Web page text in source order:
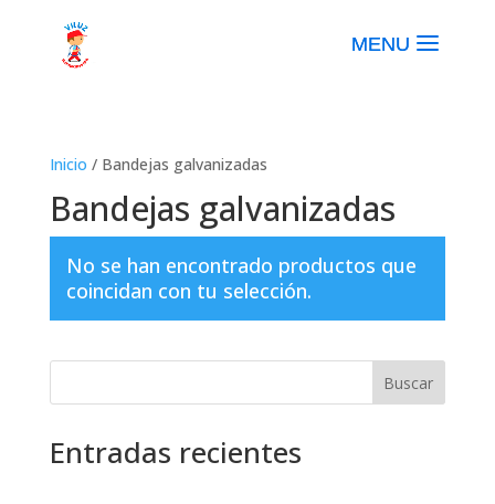
Inicio / Bandejas galvanizadas
Bandejas galvanizadas
No se han encontrado productos que
coincidan con tu selección.
Buscar
Entradas recientes